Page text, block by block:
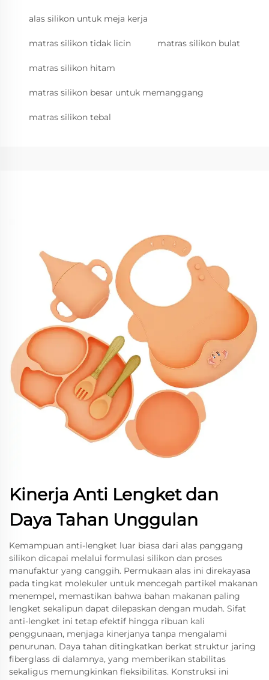
alas silikon untuk meja kerja
matras silikon tidak licin matras silikon bulat
matras silikon hitam
matras silikon besar untuk memanggang
matras silikon tebal
Kinerja Anti Lengket dan
Daya Tahan Unggulan
Kemampuan anti-lengket luar biasa dari alas panggang
silikon dicapai melalui formulasi silikon dan proses
manufaktur yang canggih. Permukaan alas ini direkayasa
pada tingkat molekuler untuk mencegah partikel makanan
menempel, memastikan bahwa bahan makanan paling
lengket sekalipun dapat dilepaskan dengan mudah. Sifat
anti-lengket ini tetap efektif hingga ribuan kali
penggunaan, menjaga kinerjanya tanpa mengalami
penurunan. Daya tahan ditingkatkan berkat struktur jaring
fiberglass di dalamnya, yang memberikan stabilitas
sekaligus memungkinkan fleksibilitas. Konstruksi ini